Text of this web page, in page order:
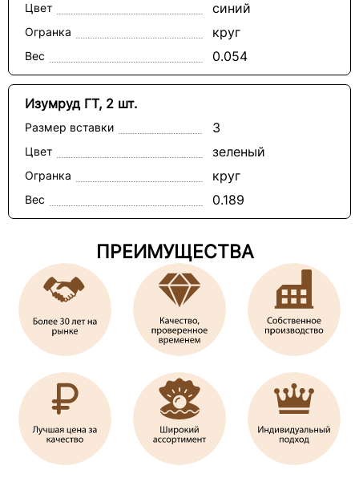
Цвет синий
Огранка круг
Вес 0.054
Изумруд ГТ, 2 шт.
Размер вставки 3
Цвет зеленый
Огранка круг
Вес 0.189
ПРЕИМУЩЕСТВА